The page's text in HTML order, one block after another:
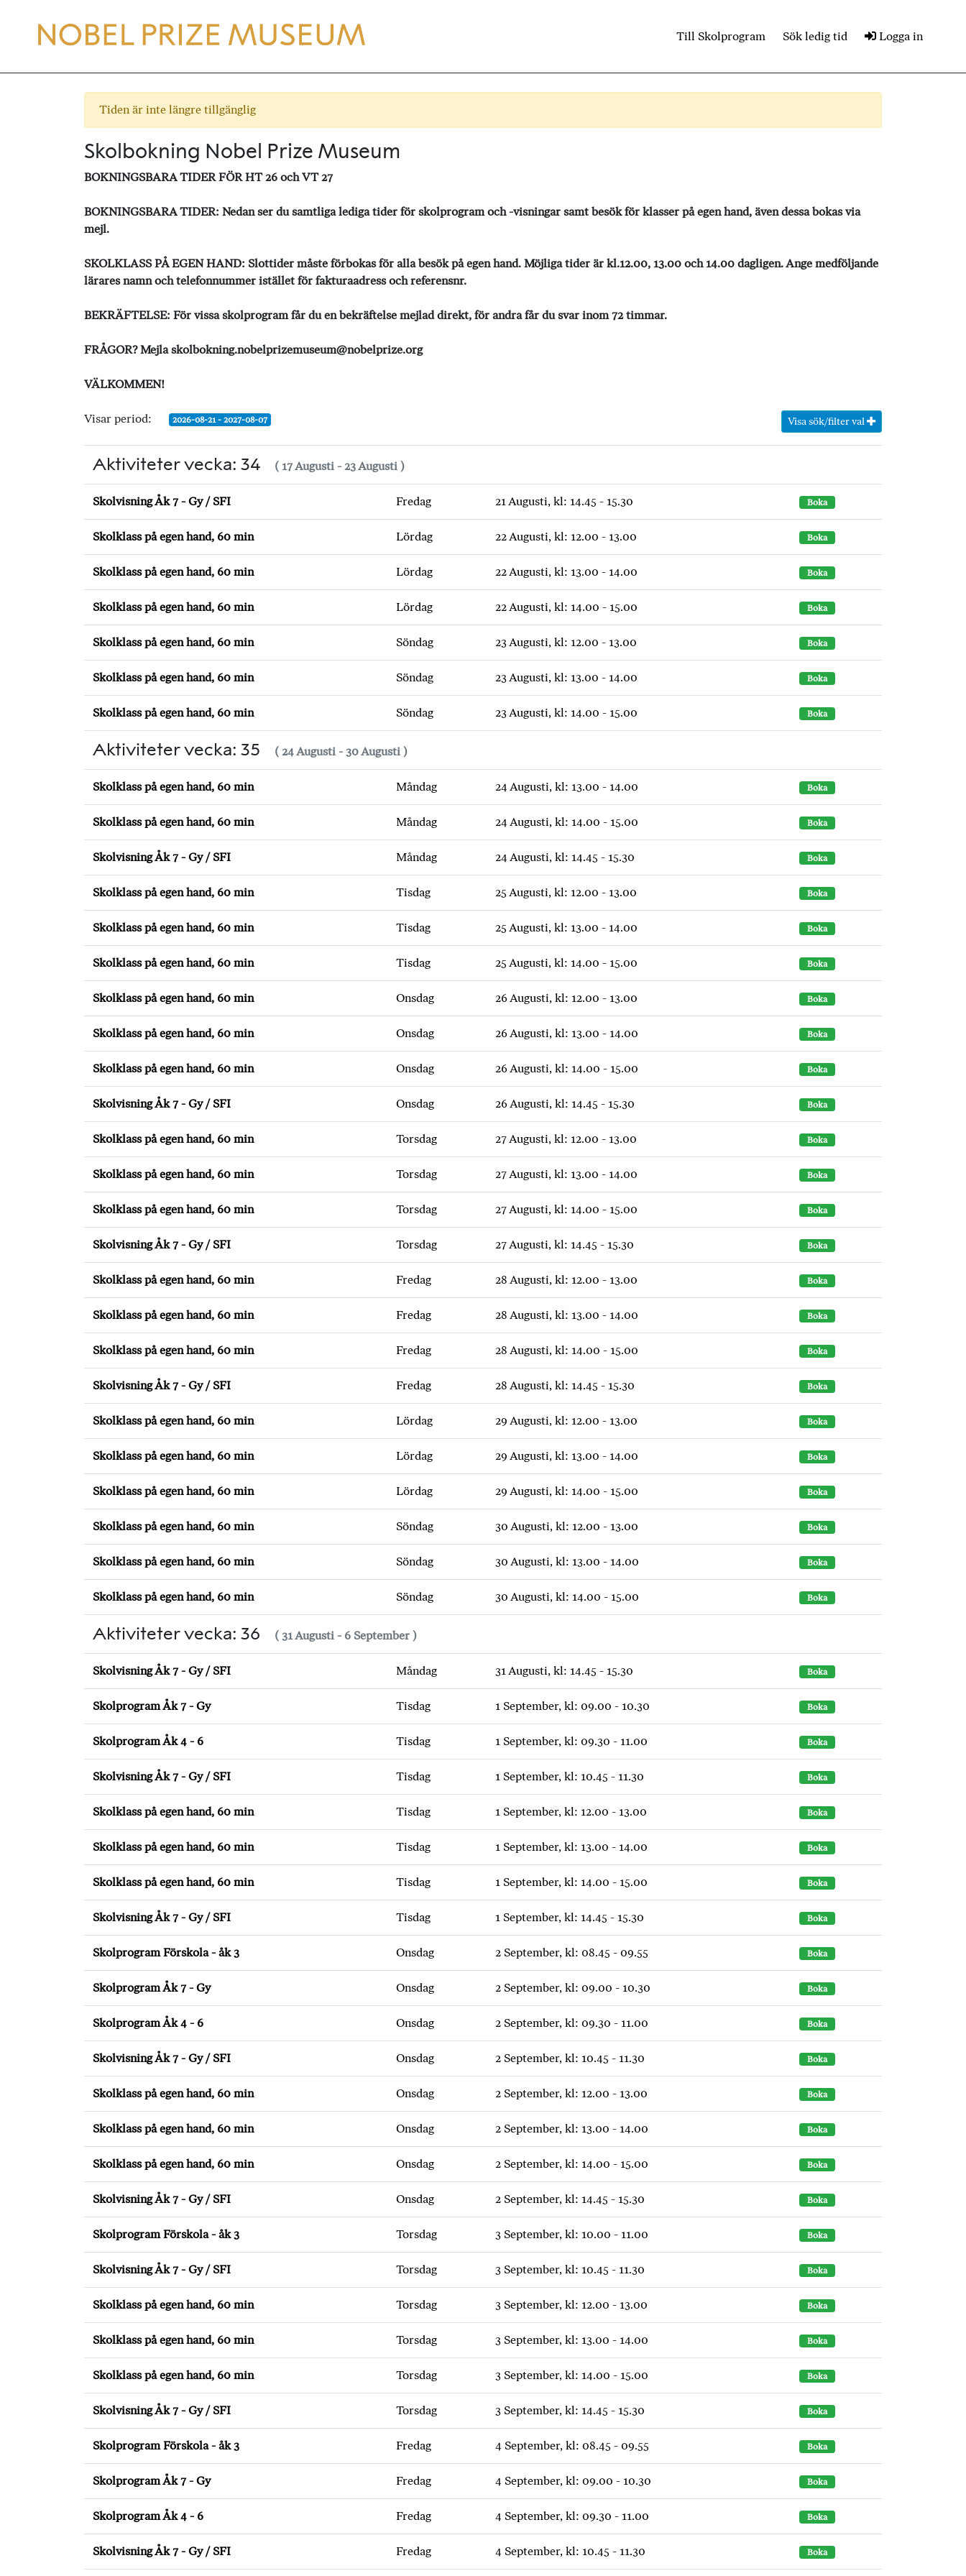
Till Skolprogram Sök ledig tid Logga in
Tiden är inte längre tillgänglig
Skolbokning Nobel Prize Museum
BOKNINGSBARA TIDER FÖR HT 26 och VT 27
BOKNINGSBARA TIDER: Nedan ser du samtliga lediga tider för skolprogram och -visningar samt besök för klasser på egen hand, även dessa bokas via
mejl.
SKOLKLASS PÅ EGEN HAND: Slottider måste förbokas för alla besök på egen hand. Möjliga tider är kl.12.00, 13.00 och 14.00 dagligen. Ange medföljande
lärares namn och telefonnummer istället för fakturaadress och referensnr.
BEKRÄFTELSE: För vissa skolprogram får du en bekräftelse mejlad direkt, för andra får du svar inom 72 timmar.
FRÅGOR? Mejlaskolbokning.nobelprizemuseum@nobelprize.org
VÄLKOMMEN!
Visa sök/filter val
Visar period: 2026-08-21 - 2027-08-07
Aktiviteter vecka: 34 ( 17 Augusti - 23 Augusti )
Skolvisning Åk 7 - Gy / SFI Fredag 21 Augusti, kl: 14.45 - 15.30 Boka
Skolklass på egen hand, 60 min Lördag 22 Augusti, kl: 12.00 - 13.00 Boka
Skolklass på egen hand, 60 min Lördag 22 Augusti, kl: 13.00 - 14.00 Boka
Skolklass på egen hand, 60 min Lördag 22 Augusti, kl: 14.00 - 15.00 Boka
Skolklass på egen hand, 60 min Söndag 23 Augusti, kl: 12.00 - 13.00 Boka
Skolklass på egen hand, 60 min Söndag 23 Augusti, kl: 13.00 - 14.00 Boka
Skolklass på egen hand, 60 min Söndag 23 Augusti, kl: 14.00 - 15.00 Boka
Aktiviteter vecka: 35 ( 24 Augusti - 30 Augusti )
Skolklass på egen hand, 60 min Måndag 24 Augusti, kl: 13.00 - 14.00 Boka
Skolklass på egen hand, 60 min Måndag 24 Augusti, kl: 14.00 - 15.00 Boka
Skolvisning Åk 7 - Gy / SFI Måndag 24 Augusti, kl: 14.45 - 15.30 Boka
Skolklass på egen hand, 60 min Tisdag 25 Augusti, kl: 12.00 - 13.00 Boka
Skolklass på egen hand, 60 min Tisdag 25 Augusti, kl: 13.00 - 14.00 Boka
Skolklass på egen hand, 60 min Tisdag 25 Augusti, kl: 14.00 - 15.00 Boka
Skolklass på egen hand, 60 min Onsdag 26 Augusti, kl: 12.00 - 13.00 Boka
Skolklass på egen hand, 60 min Onsdag 26 Augusti, kl: 13.00 - 14.00 Boka
Skolklass på egen hand, 60 min Onsdag 26 Augusti, kl: 14.00 - 15.00 Boka
Skolvisning Åk 7 - Gy / SFI Onsdag 26 Augusti, kl: 14.45 - 15.30 Boka
Skolklass på egen hand, 60 min Torsdag 27 Augusti, kl: 12.00 - 13.00 Boka
Skolklass på egen hand, 60 min Torsdag 27 Augusti, kl: 13.00 - 14.00 Boka
Skolklass på egen hand, 60 min Torsdag 27 Augusti, kl: 14.00 - 15.00 Boka
Skolvisning Åk 7 - Gy / SFI Torsdag 27 Augusti, kl: 14.45 - 15.30 Boka
Skolklass på egen hand, 60 min Fredag 28 Augusti, kl: 12.00 - 13.00 Boka
Skolklass på egen hand, 60 min Fredag 28 Augusti, kl: 13.00 - 14.00 Boka
Skolklass på egen hand, 60 min Fredag 28 Augusti, kl: 14.00 - 15.00 Boka
Skolvisning Åk 7 - Gy / SFI Fredag 28 Augusti, kl: 14.45 - 15.30 Boka
Skolklass på egen hand, 60 min Lördag 29 Augusti, kl: 12.00 - 13.00 Boka
Skolklass på egen hand, 60 min Lördag 29 Augusti, kl: 13.00 - 14.00 Boka
Skolklass på egen hand, 60 min Lördag 29 Augusti, kl: 14.00 - 15.00 Boka
Skolklass på egen hand, 60 min Söndag 30 Augusti, kl: 12.00 - 13.00 Boka
Skolklass på egen hand, 60 min Söndag 30 Augusti, kl: 13.00 - 14.00 Boka
Skolklass på egen hand, 60 min Söndag 30 Augusti, kl: 14.00 - 15.00 Boka
Aktiviteter vecka: 36 ( 31 Augusti - 6 September )
Skolvisning Åk 7 - Gy / SFI Måndag 31 Augusti, kl: 14.45 - 15.30 Boka
Skolprogram Åk 7 - Gy Tisdag 1 September, kl: 09.00 - 10.30 Boka
Skolprogram Åk 4 - 6 Tisdag 1 September, kl: 09.30 - 11.00 Boka
Skolvisning Åk 7 - Gy / SFI Tisdag 1 September, kl: 10.45 - 11.30 Boka
Skolklass på egen hand, 60 min Tisdag 1 September, kl: 12.00 - 13.00 Boka
Skolklass på egen hand, 60 min Tisdag 1 September, kl: 13.00 - 14.00 Boka
Skolklass på egen hand, 60 min Tisdag 1 September, kl: 14.00 - 15.00 Boka
Skolvisning Åk 7 - Gy / SFI Tisdag 1 September, kl: 14.45 - 15.30 Boka
Skolprogram Förskola - åk 3 Onsdag 2 September, kl: 08.45 - 09.55 Boka
Skolprogram Åk 7 - Gy Onsdag 2 September, kl: 09.00 - 10.30 Boka
Skolprogram Åk 4 - 6 Onsdag 2 September, kl: 09.30 - 11.00 Boka
Skolvisning Åk 7 - Gy / SFI Onsdag 2 September, kl: 10.45 - 11.30 Boka
Skolklass på egen hand, 60 min Onsdag 2 September, kl: 12.00 - 13.00 Boka
Skolklass på egen hand, 60 min Onsdag 2 September, kl: 13.00 - 14.00 Boka
Skolklass på egen hand, 60 min Onsdag 2 September, kl: 14.00 - 15.00 Boka
Skolvisning Åk 7 - Gy / SFI Onsdag 2 September, kl: 14.45 - 15.30 Boka
Skolprogram Förskola - åk 3 Torsdag 3 September, kl: 10.00 - 11.00 Boka
Skolvisning Åk 7 - Gy / SFI Torsdag 3 September, kl: 10.45 - 11.30 Boka
Skolklass på egen hand, 60 min Torsdag 3 September, kl: 12.00 - 13.00 Boka
Skolklass på egen hand, 60 min Torsdag 3 September, kl: 13.00 - 14.00 Boka
Skolklass på egen hand, 60 min Torsdag 3 September, kl: 14.00 - 15.00 Boka
Skolvisning Åk 7 - Gy / SFI Torsdag 3 September, kl: 14.45 - 15.30 Boka
Skolprogram Förskola - åk 3 Fredag 4 September, kl: 08.45 - 09.55 Boka
Skolprogram Åk 7 - Gy Fredag 4 September, kl: 09.00 - 10.30 Boka
Skolprogram Åk 4 - 6 Fredag 4 September, kl: 09.30 - 11.00 Boka
Skolvisning Åk 7 - Gy / SFI Fredag 4 September, kl: 10.45 - 11.30 Boka